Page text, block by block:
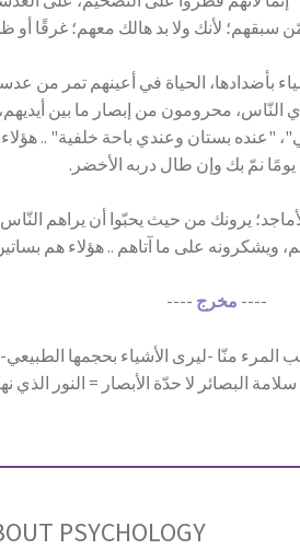
سبقهم؛ لأنك ولا بد هالك معهم؛ غرقًا أو
بأضدادها، الحياة في أعينهم تمر من
محرومون من إبصار ما بين
بستان وعندي باحة خلفية" ..
نمّ بك وإن طال دربه الأخضر.
يرونك من حيث يحبّوا أن يراهم
على ما آتاهم .. هؤلاء هم بساتين
---- مخرج ----
المرء منّا -ليرى الأشياء بحجمها
البصائر لا حدّة الأبصار = النور الذي
PSYCHOLOGY